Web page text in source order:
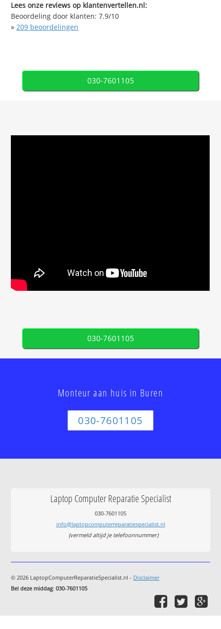
Lees onze reviews op klantenvertellen.nl:
Beoordeling door klanten:7.9/10
»209 beoordelingen
030-7601105
030-7601105
Monteur aan huis in Buren
030-7601105
Laptop Computer Reparatie Specialist
030-7601105
info@laptopcomputerreparatiespecialist.nl
(vermeld altijd je telefoonnummer)
© 2026 LaptopComputerReparatieSpecialist.nl - Disclaimer
Bel deze middag:030-7601105